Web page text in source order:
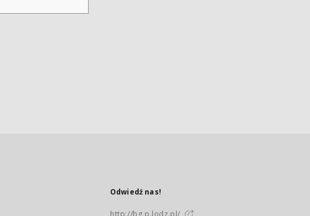
Odwiedź nas!
http://bg.p.lodz.pl/